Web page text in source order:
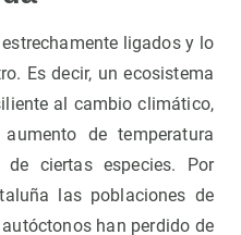
ligados y lo
Es decir, un ecosistema
al cambio climático,
de temperatura
ciertas especies. Por
las poblaciones de
han perdido de